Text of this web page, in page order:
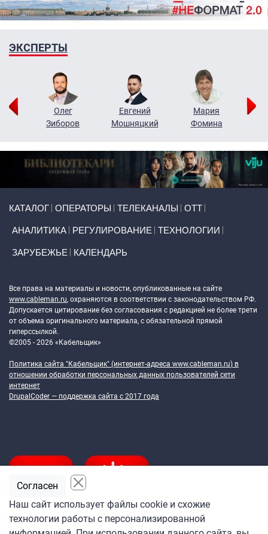
ЭКСПЕРТЫ
Олег
Зиборов
Евгений
Мошняцкий
Мария
Фомина
КАТАЛОГ ОПЕРАТОРЫ ТЕЛЕКАНАЛЫ ОТТ
АНАЛИТИКА РЕГУЛИРОВАНИЕ ТЕХНОЛОГИИ
ЗАРУБЕЖЬЕ КАЛЕНДАРЬ
Все права на материалы и новости, опубликованные на сайте
www.cableman.ru, охраняются в соответствии с законодательством РФ.
Допускается цитирование без согласования с редакцией не более трети
от объема оригинального материала, с обязательной прямой
гиперссылкой.
©2005 - 2026 «Кабельщик»
Политика сайта "Кабельщик" (интернет-адреса www.cableman.ru) в
отношении обработки персональных данных пользователей сети
интернет
DrupalCoder — поддержка сайта c 2017 года
Подпишитесь
Наш сайт использует файлы cookie и схожие
технологии работы с персонализированной
Согласен